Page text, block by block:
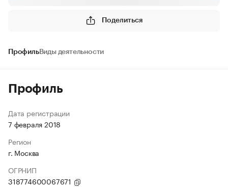
Поделиться
ПрофильВиды деятельности
Профиль
Дата регистрации
7 февраля 2018
Регион
г. Москва
ОГРНИП
318774600067671